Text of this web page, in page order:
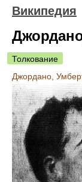
Википедия
Толкование
Джордано,